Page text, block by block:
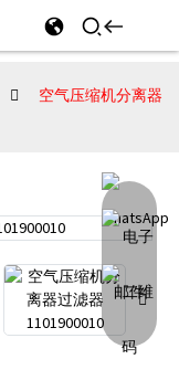
空气压缩机分离器